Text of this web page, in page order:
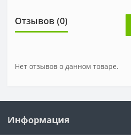
Отзывов (0)
Нет отзывов о данном товаре.
Информация